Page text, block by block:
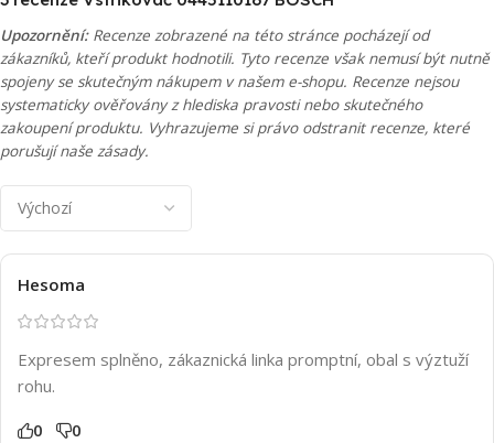
Upozornění:Recenze zobrazené na této stránce pocházejí od
zákazníků, kteří produkt hodnotili. Tyto recenze však nemusí být nutně
spojeny se skutečným nákupem v našem e-shopu. Recenze nejsou
systematicky ověřovány z hlediska pravosti nebo skutečného
zakoupení produktu. Vyhrazujeme si právo odstranit recenze, které
porušují naše zásady.
Hesoma
Expresem splněno, zákaznická linka promptní, obal s výztuží
rohu.
0 0